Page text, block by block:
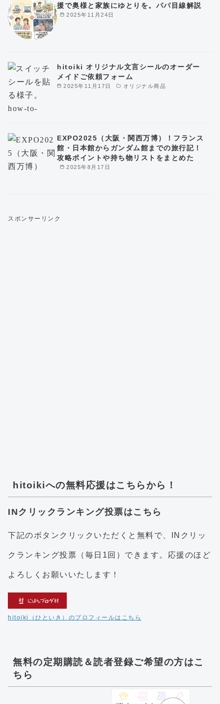
2025年11月24日
援で奥様と家族にゆとりを。パパ目線解説
2025年11月17日 オリジナル商品
hitoiki オリジナル文言シールのオーダー
メイドご依頼フォーム
2025年8月17日
EXPO2025（大阪・関西万博）！フランス
館・日本館からガンダム館までの旅行記！
攻略ポイントや持ち物リストをまとめた
スポンサーリンク
hitoikiへの無料応援はこちらから！
INクリックランキング投票はこちら
下記のボタンクリックいただくと無料で、INクリッ
クランキング投票（毎日1回）できます。応援のほど
よろしくお願いいたします！
hitoiki（ひといき）のプロフィールはこちら
無料の定期購読＆読者登録ご希望の方はこ
ちら